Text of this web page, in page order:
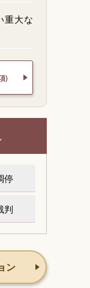
重大な
)
停
判
ン